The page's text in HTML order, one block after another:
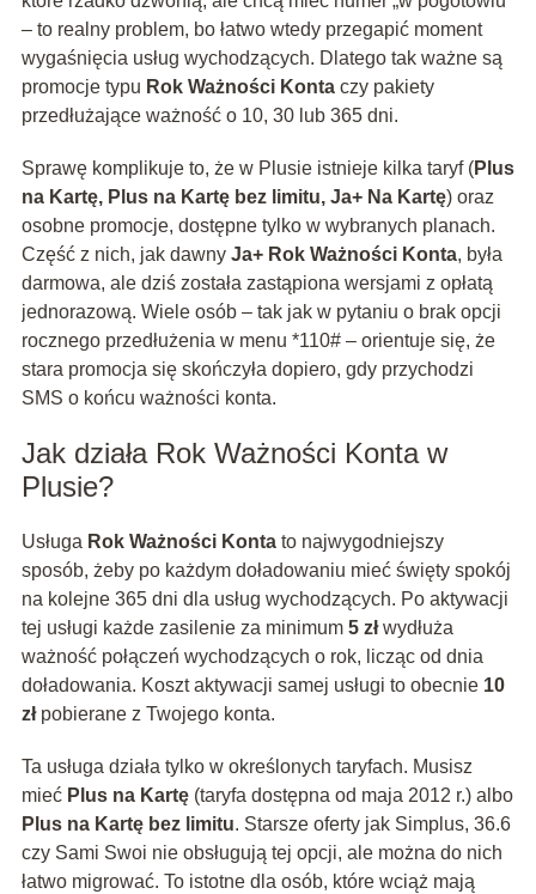
– to realny problem, bo łatwo wtedy przegapić moment
wygaśnięcia usług wychodzących. Dlatego tak ważne są
promocje typu Rok Ważności Kontaczy pakiety
przedłużające ważność o 10, 30 lub 365 dni.
Sprawę komplikuje to, że w Plusie istnieje kilka taryf (Plus
na Kartę, Plus na Kartę bez limitu, Ja+ Na Kartę) oraz
osobne promocje, dostępne tylko w wybranych planach.
Część z nich, jak dawny Ja+ Rok Ważności Konta, była
darmowa, ale dziś została zastąpiona wersjami z opłatą
jednorazową. Wiele osób – tak jak w pytaniu o brak opcji
rocznego przedłużenia w menu *110# – orientuje się, że
stara promocja się skończyła dopiero, gdy przychodzi
SMS o końcu ważności konta.
Jak działa Rok Ważności Konta w
Plusie?
Usługa Rok Ważności Kontato najwygodniejszy
sposób, żeby po każdym doładowaniu mieć święty spokój
na kolejne 365 dni dla usług wychodzących. Po aktywacji
tej usługi każde zasilenie za minimum 5 złwydłuża
ważność połączeń wychodzących o rok, licząc od dnia
doładowania. Koszt aktywacji samej usługi to obecnie 10
złpobierane z Twojego konta.
Ta usługa działa tylko w określonych taryfach. Musisz
mieć Plus na Kartę(taryfa dostępna od maja 2012 r.) albo
Plus na Kartę bez limitu. Starsze oferty jak Simplus, 36.6
czy Sami Swoi nie obsługują tej opcji, ale można do nich
łatwo migrować. To istotne dla osób, które wciąż mają